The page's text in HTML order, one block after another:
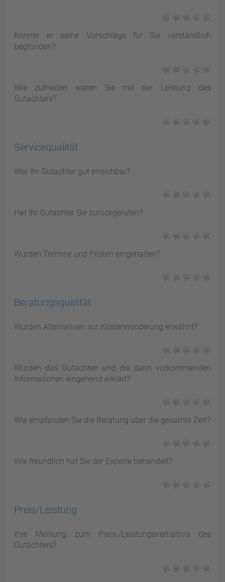
Konnte er seine Vorschläge für Sie verständlich
begründen?
Wie zufrieden waren Sie mit der Leistung des
Gutachters?
Servicequalität
War Ihr Gutachter gut erreichbar?
Hat Ihr Gutachter Sie zurückgerufen?
Wurden Termine und Fristen eingehalten?
Beratungsqualität
Wurden Alternativen zur Kostenminderung erwähnt?
Wurden das Gutachten und die darin vorkommenden
Informationen eingehend erklärt?
Wie empfanden Sie die Beratung über die gesamte Zeit?
Wie freundlich hat Sie der Experte behandelt?
Preis/Leistung
Ihre Meinung zum Preis-/Leistungsverhältnis des
Gutachters?